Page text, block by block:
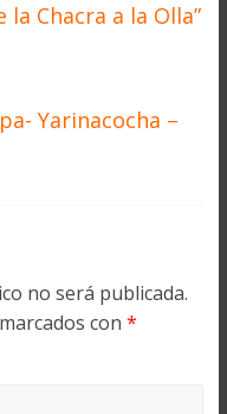
la Chacra a la Olla”
Yarinacocha –
no será publicada.
con *